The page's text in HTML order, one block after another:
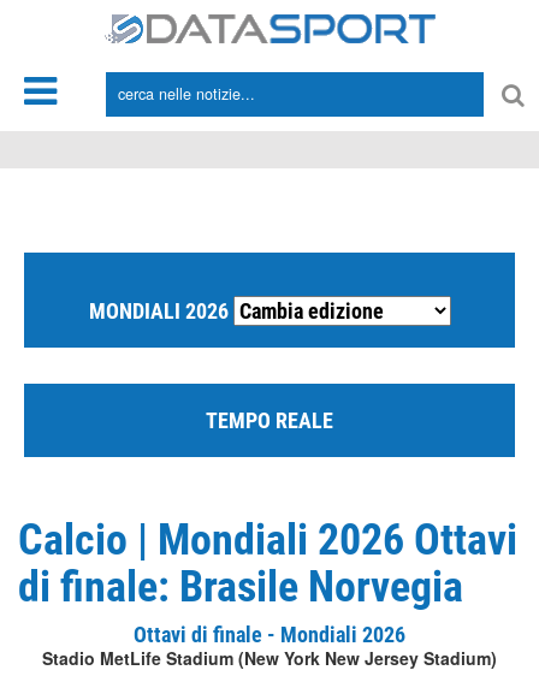
MONDIALI 2026
TEMPO REALE
Calcio | Mondiali 2026 Ottavi
di finale: Brasile Norvegia
Ottavi di finale - Mondiali 2026
Stadio MetLife Stadium (New York New Jersey Stadium)